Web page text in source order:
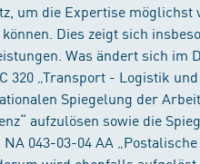
um die Expertise
Dies zeigt sich
Was ändert sich im
320 „Transport - Logistik
Spiegelung der
aufzulösen sowie die
043-03-04 AA